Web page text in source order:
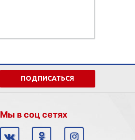
ПОДПИСАТЬСЯ
Мы в соц сетях